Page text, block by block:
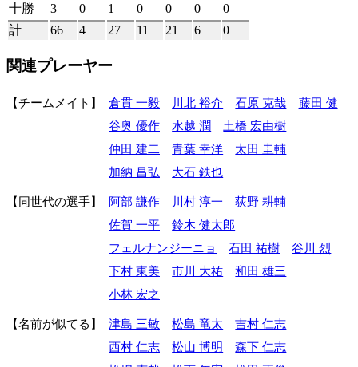
十勝
3 0 1 0 0 0
0
計
66 4 27 11 21 6 0
関連プレーヤー
チームメイト 倉貫 一毅 川北 裕介 石原 克哉
藤田 健
谷奥 優作
水越 潤
土橋 宏由樹
仲田 建二
青葉 幸洋
太田 圭輔
加納 昌弘
大石 鉄也
同世代の選手 阿部 謙作 川村 淳一
荻野 耕輔
佐賀 一平
鈴木 健太郎
フェルナンジーニョ
石田 祐樹
谷川 烈
下村 東美
市川 大祐
和田 雄三
小林 宏之
名前が似てる 津島 三敏 松島 竜太
吉村 仁志
西村 仁志
松山 博明
森下 仁志